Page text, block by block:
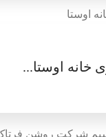
اوستا...